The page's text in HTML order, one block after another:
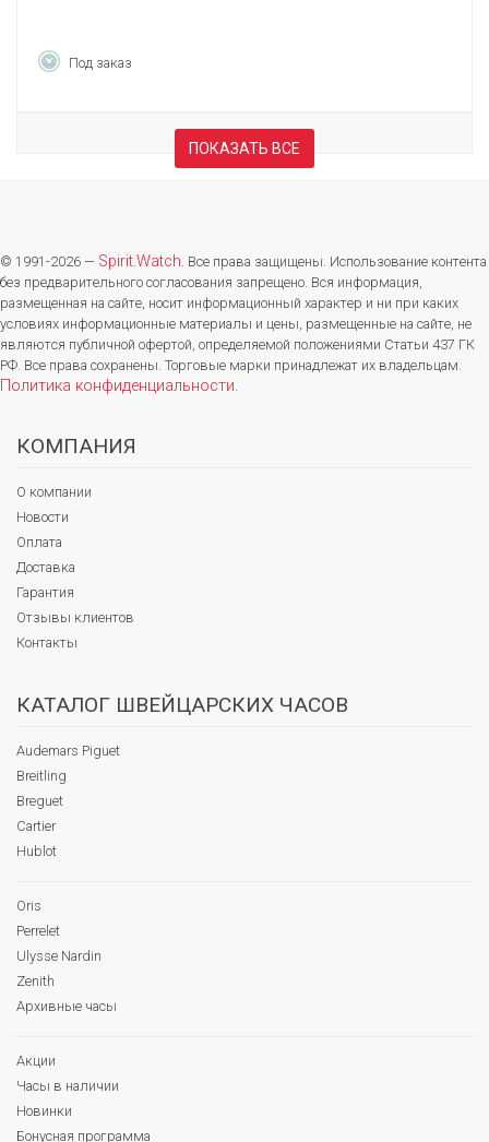
Под заказ
ПОКАЗАТЬ ВСЕ
© 1991-2026 — Spirit.Watch. Все права защищены. Использование контента
без предварительного согласования запрещено. Вся информация,
размещенная на сайте, носит информационный характер и ни при каких
условиях информационные материалы и цены, размещенные на сайте, не
являются публичной офертой, определяемой положениями Статьи 437 ГК
РФ. Все права сохранены. Торговые марки принадлежат их владельцам.
Политика конфиденциальности.
КОМПАНИЯ
О компании
Новости
Оплата
Доставка
Гарантия
Отзывы клиентов
Контакты
КАТАЛОГ ШВЕЙЦАРСКИХ ЧАСОВ
Audemars Piguet
Breitling
Breguet
Cartier
Hublot
Oris
Perrelet
Ulysse Nardin
Zenith
Архивные часы
Акции
Часы в наличии
Новинки
Бонусная программа